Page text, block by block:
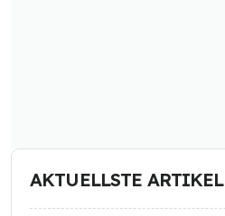
AKTUELLSTE ARTIKEL